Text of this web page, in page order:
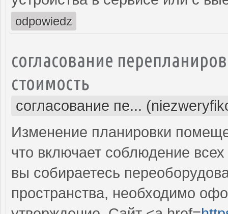
odpowiedz
согласование
стоимость
согласование пе...
Изменение планировки
что включает соблюдение
вы собираетесь
пространства, необходимо